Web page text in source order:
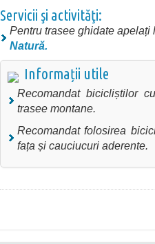
Servicii şi activităţi:
Pentru trasee ghidate
Natură.
Informații utile
Recomandat bicicliștilor
trasee montane.
Recomandat folosirea
fața și cauciucuri aderente.